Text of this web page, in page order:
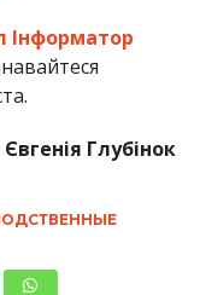
Інформатор
Євгенія Глубінок